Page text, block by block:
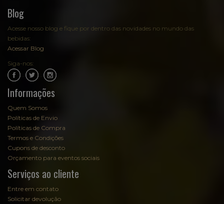
Blog
Acesse nosso blog e fique por dentro das novidades no mundo das
bebidas:
Acessar Blog
Siga-nos:
Informações
Quem Somos
Políticas de Envio
Políticas de Compra
Termos e Condições
Cupons de desconto
Orçamento para eventos sociais
Serviços ao cliente
Entre em contato
Solicitar devolução